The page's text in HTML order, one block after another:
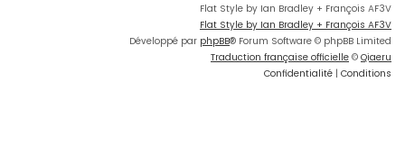
Flat Style by Ian Bradley + François AF3V
Flat Style by Ian Bradley + François AF3V
Développé par phpBB® Forum Software © phpBB Limited
Traduction française officielle © Qiaeru
Confidentialité | Conditions